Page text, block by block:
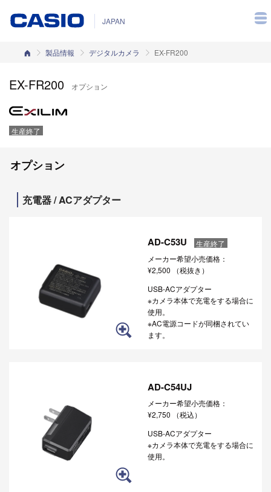
JAPAN
カシオホーム
製品情報 デジタルカメラ EX-FR200
EX-FR200 オプション
生産終了
オプション
充電器 / ACアダプター
AD-C53U
生産終了
メーカー希望小売価格：
¥2,500
（税抜き）
USB-ACアダプター
※カメラ本体で充電をする場合に
使用。
※AC電源コードが同梱されてい
ます。
AD-C54UJ
メーカー希望小売価格：
¥2,750
（税込）
USB-ACアダプター
※カメラ本体で充電をする場合に
使用。